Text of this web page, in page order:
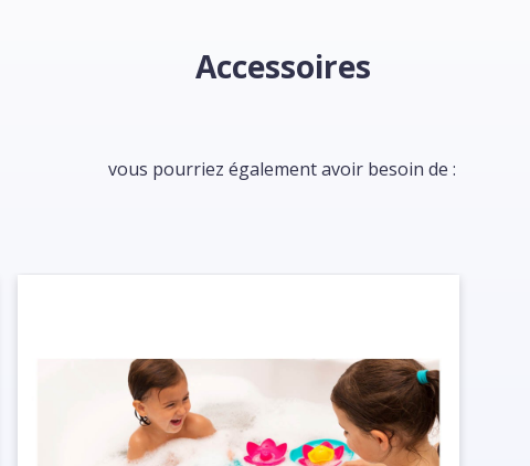
Accessoires
vous pourriez également avoir besoin de :